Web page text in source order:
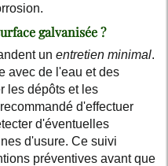
galvanisée ?
un entretien minimal.
avec de l'eau et des
les dépôts et les
d'effectuer
d'éventuelles
d'usure. Ce suivi
préventives avant que